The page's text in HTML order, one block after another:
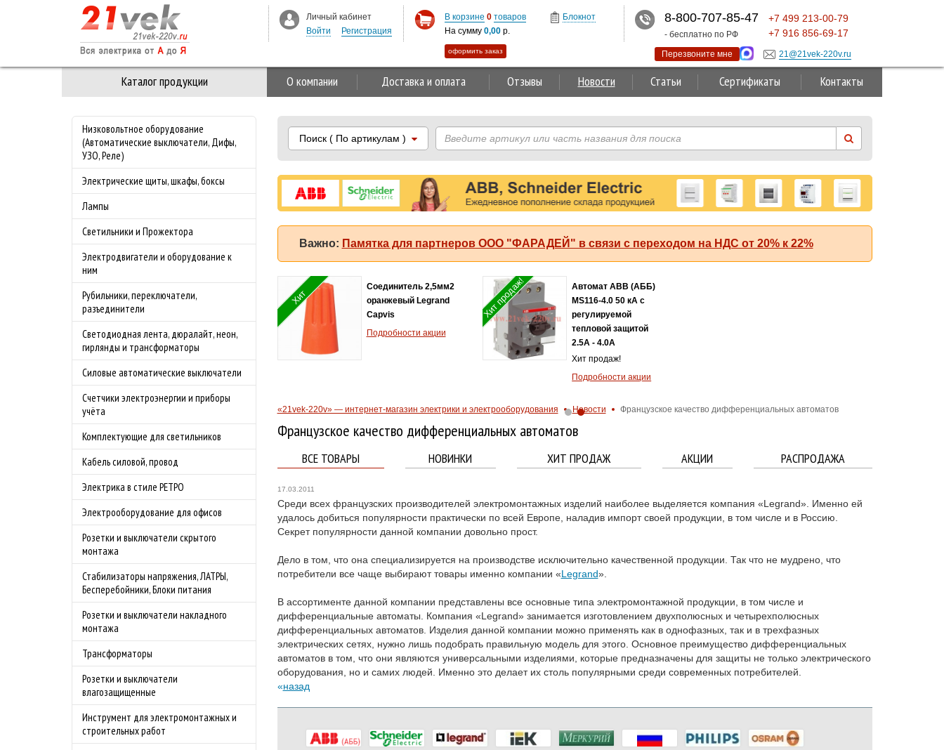
Каталог продукции О компании Доставка и оплата Отзывы Новости Статьи Сертификаты Контакты
Низковольтное оборудование
(Автоматические выключатели, Дифы,
УЗО, Реле)
Электрические щиты, шкафы, боксы
Лампы
Светильники и Прожектора
Электродвигатели и оборудование к
ним
Рубильники, переключатели,
разъединители
Светодиодная лента, дюралайт, неон,
гирлянды и трансформаторы
Силовые автоматические выключатели
Счетчики электроэнергии и приборы
учёта
Комплектующие для светильников
Кабель силовой, провод
Электрика в стиле РЕТРО
Электрооборудование для офисов
Розетки и выключатели скрытого
монтажа
Стабилизаторы напряжения, ЛАТРЫ,
Бесперебойники, Блоки питания
Розетки и выключатели накладного
монтажа
Трансформаторы
Розетки и выключатели
влагозащищенные
Инструмент для электромонтажных и
строительных работ
Поиск( По артикулам )
Важно: Памятка для партнеров ООО "ФАРАДЕЙ" в связи с переходом на НДС от 20% к 22%
предложение на
Бесплатная доставка
по Москве в
преддверии сезона
шашлыков.
Подробности акции
Хит
Соединитель 2,5мм2
оранжевый Legrand
Capvis
Подробности акции
Хит продаж!
Автомат ABB (АББ)
MS116-4.0 50 кА с
регулируемой
тепловой защитой
2.5A - 4.0А
Хит продаж!
Подробности акции
«21vek-220v» — интернет-магазин электрики и электрооборудования Новости Французское качество дифференциальных автоматов
Французское качество дифференциальных автоматов
ВСЕ ТОВАРЫ НОВИНКИ ХИТ ПРОДАЖ АКЦИИ РАСПРОДАЖА
17.03.2011
Среди всех французских производителей электромонтажных изделий наиболее выделяется компания «Legrand». Именно ей
удалось добиться популярности практически по всей Европе, наладив импорт своей продукции, в том числе и в Россию.
Секрет популярности данной компании довольно прост.
Дело в том, что она специализируется на производстве исключительно качественной продукции. Так что не мудрено, что
потребители все чаще выбирают товары именно компании «Legrand».
В ассортименте данной компании представлены все основные типа электромонтажной продукции, в том числе и
дифференциальные автоматы. Компания «Legrand» занимается изготовлением двухполюсных и четырехполюсных
дифференциальных автоматов. Изделия данной компании можно применять как в однофазных, так и в трехфазных
электрических сетях, нужно лишь подобрать правильную модель для этого. Основное преимущество дифференциальных
автоматов в том, что они являются универсальными изделиями, которые предназначены для защиты не только электрического
оборудования, но и самих людей. Именно это делает их столь популярными среди современных потребителей.
назад
Личный кабинет
Войти
Регистрация
В корзине 0 товаров
На сумму 0,00 р.
оформить заказ
Блокнот 8-800-707-85-47
- бесплатно по РФ
+7 499 213-00-79
+7 916 856-69-17
Перезвоните мне 21@21vek-220v.ru